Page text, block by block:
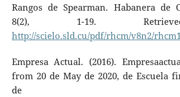
Rangos de Spearman. Habanera de
8(2), 1-19.
http://scielo.sld.cu/pdf/rhcm/v8n2/
Empresa Actual. (2016).
from 20 de May de 2020, de Escuela
de